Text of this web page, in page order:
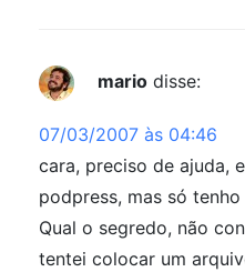
mario disse:
07/03/2007 às 04:46
cara, preciso de ajuda,
podpress, mas só
Qual o segredo, não
tentei colocar um